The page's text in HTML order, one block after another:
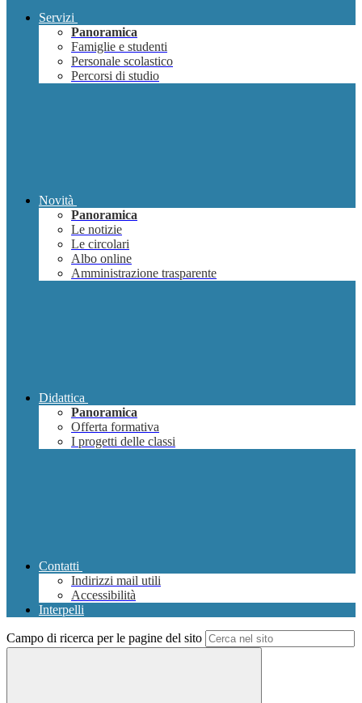
Servizi
Panoramica
Famiglie e studenti
Personale scolastico
Percorsi di studio
Novità
Panoramica
Le notizie
Le circolari
Albo online
Amministrazione trasparente
Didattica
Panoramica
Offerta formativa
I progetti delle classi
Contatti
Indirizzi mail utili
Accessibilità
Interpelli
Campo di ricerca per le pagine del sito